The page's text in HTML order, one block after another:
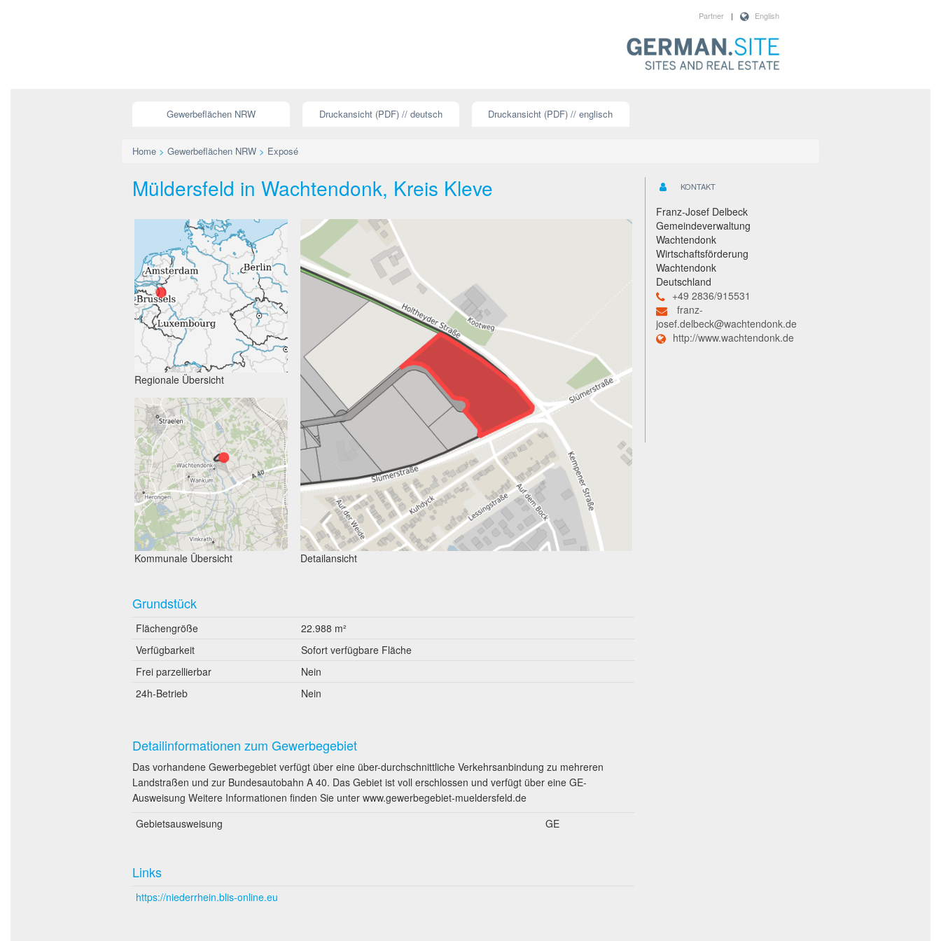
English
|
Partner
Gewerbeflächen NRW Druckansicht (PDF) // deutsch Druckansicht (PDF) // englisch
Home > Gewerbeflächen NRW > Exposé
Müldersfeld in Wachtendonk, Kreis Kleve
Regionale Übersicht
Kommunale Übersicht Detailansicht
Grundstück
Flächengröße
22.988 m²
Verfügbarkeit
Sofort verfügbare Fläche
Frei parzellierbar
Nein
24h-Betrieb
Nein
Detailinformationen zum Gewerbegebiet
Das vorhandene Gewerbegebiet verfügt über eine über-durchschnittliche Verkehrsanbindung zu mehreren
Landstraßen und zur Bundesautobahn A 40. Das Gebiet ist voll erschlossen und verfügt über eine GE-
Ausweisung Weitere Informationen finden Sie unter www.gewerbegebiet-mueldersfeld.de
Gebietsausweisung
GE
Links
https://niederrhein.blis-online.eu
KONTAKT
Franz-Josef Delbeck
Gemeindeverwaltung
Wachtendonk
Wirtschaftsförderung
Wachtendonk
Deutschland
+49 2836/915531
franz-
josef.delbeck@wachtendonk.de
http://www.wachtendonk.de